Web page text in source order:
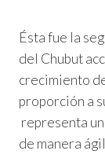
Ésta fue la
del Chubut
crecimiento
proporción a
representa
de manera